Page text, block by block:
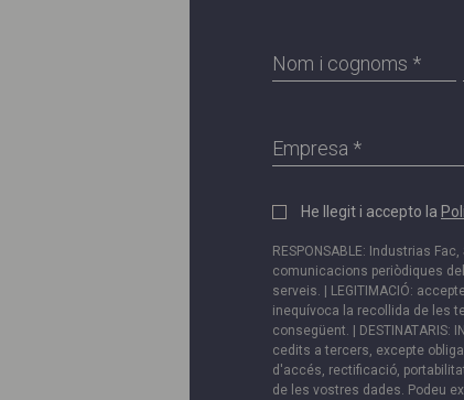
i
Política
privadesa
*
He llegit i accepto la
RESPONSABLE: Industrias Fac,
comunicacions periòdiques
serveis. | LEGITIMACIÓ:
inequívoca la recollida de les
consegüent. | DESTINATARIS:
cedits a tercers, excepte
d'accés, rectificació,
de les vostres dades. Podeu